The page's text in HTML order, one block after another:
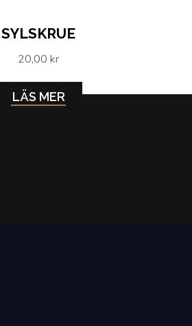
SYLSKRUE
20,00 kr
LÄS MER